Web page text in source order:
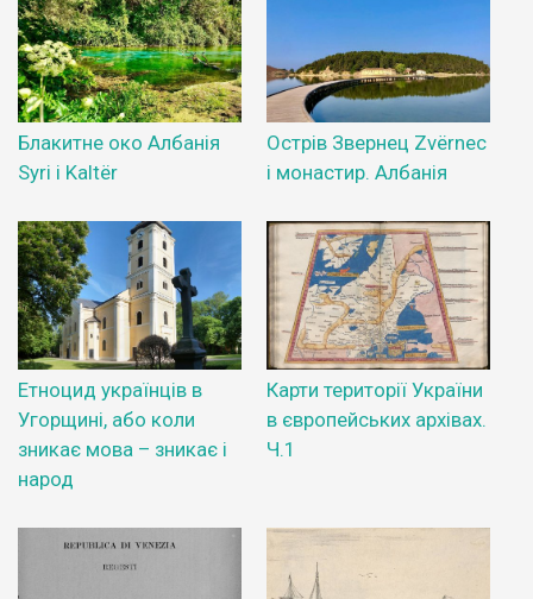
Блакитне око Албанія
Syri i Kaltër
Острів Звернец Zvërnec
і монастир. Албанія
Етноцид українців в
Угорщині, або коли
зникає мова – зникає і
народ
Карти території України
в європейських архівах.
Ч.1